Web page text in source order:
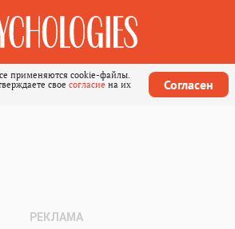
применяются cookie-файлы.
свое согласие на их
Согласен